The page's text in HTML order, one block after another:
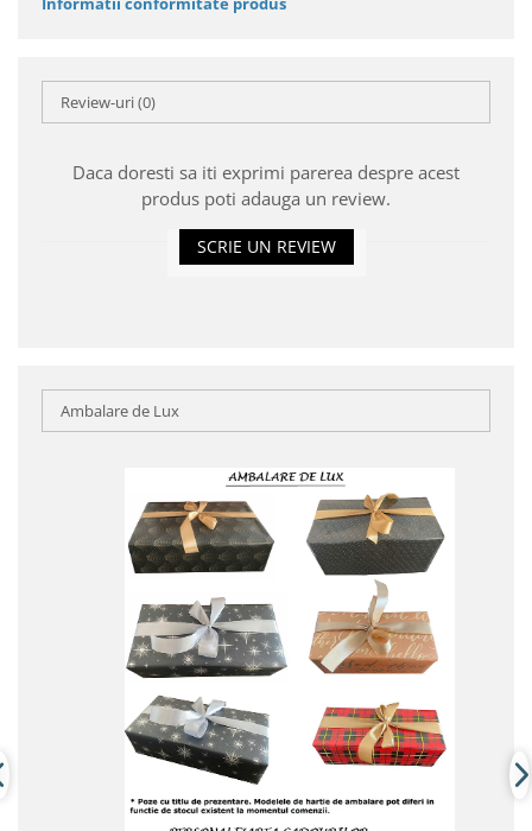
Review-uri(0)
Daca doresti sa iti exprimi parerea despre acest
produs poti adauga un review.
SCRIE UN REVIEW
Ambalare de Lux